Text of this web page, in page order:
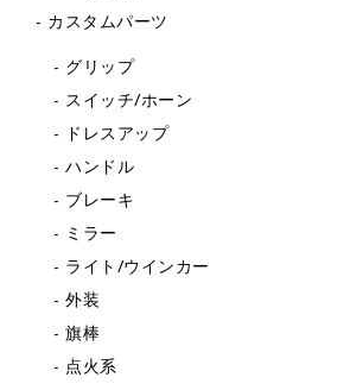
カスタムパーツ
グリップ
スイッチ/ホーン
ドレスアップ
ハンドル
ブレーキ
ミラー
ライト/ウインカー
外装
旗棒
点火系